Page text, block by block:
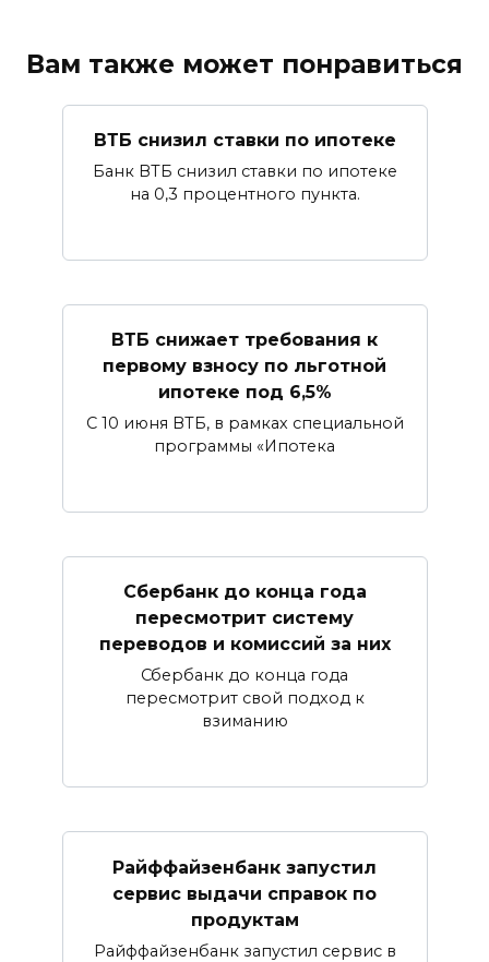
Вам также может понравиться
ВТБ снизил ставки по ипотеке
Банк ВТБ снизил ставки по ипотеке
на 0,3 процентного пункта.
ВТБ снижает требования к
первому взносу по льготной
ипотеке под 6,5%
С 10 июня ВТБ, в рамках специальной
программы «Ипотека
Сбербанк​ до конца года
пересмотрит систему
переводов и комиссий за них
Сбербанк до конца года
пересмотрит свой подход к
взиманию
Райффайзенбанк запустил
сервис выдачи справок по
продуктам
Райффайзенбанк запустил сервис в